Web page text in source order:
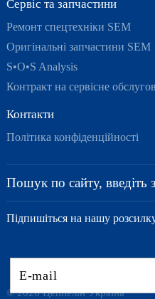
Сервіс та запчастини
Ремонт спецтехніки SEM
Оригінальні запчастини SEM
S•O•S Analysis
Контракт на сервісне
Контакти
Політика конфіденційності
Підпишіться на нашу
© 2026 Цеппелін Україна